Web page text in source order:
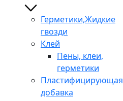
Герметики,Жидкие
гвозди
Клей
Пены, клеи,
герметики
Пластифицирующая
добавка